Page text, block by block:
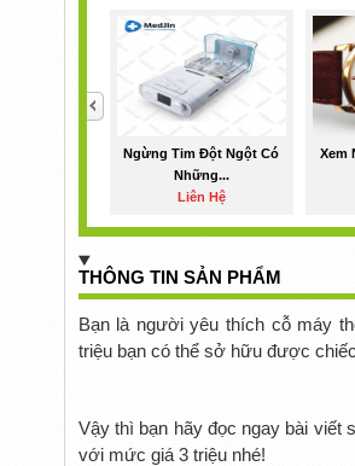
Ngừng Tim Đột Ngột Có
Những...
Liên Hệ
Xem
THÔNG TIN SẢN PHẨM
Bạn là người yêu thích cỗ máy
triệu bạn có thể sở hữu được
Vậy thì bạn hãy đọc ngay bài viết
với mức giá 3 triệu nhé!